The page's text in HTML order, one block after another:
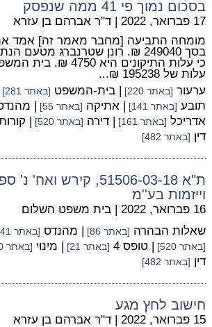
בסכום נמוך פי 41 ממה שנפסק
17 פברואר, 2022 | ד"ר אברהם בן עזרא
מומחה התביעה [מחבר מאמר זה] אמד את
בסך 249040 ₪. רונן שטרנברג
כי עלות התיקונים היא 4750
עלות של 195238 ₪...
ערעור [באתר 220] | בית-המשפט [באתר 281]
תובע [באתר 141] | אתיקה [באתר 55] |
אדריכל [באתר 161] | דירה [באתר 520] |
דין [באתר 482]
ת"א 51506-03-18, קירש
וייזמות בע''מ
16 פברואר, 2022 | בית משפט השלום
שאלות הבהרה [באתר 86] | מהנדס [באתר 441]
[באתר 520] | טופס 4 [באתר 21] | מינוי [באתר 40]
דין [באתר 482]
חישוב לחץ מגע
15 פברואר, 2022 | ד"ר אברהם בן עזרא